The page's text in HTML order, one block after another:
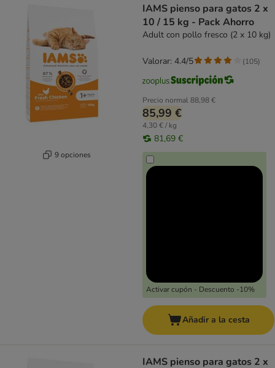
9 opciones
IAMS pienso para gatos 2 x
10 / 15 kg - Pack Ahorro
Adult con pollo fresco (2 x 10 kg)
Precio normal88,98 €
85,99 €
4,30 € / kg
81,69 €
Activar cupón - Descuento -10%
Valorar: 4.4/5 (105)
Añadir a la cesta
IAMS pienso para gatos 2 x